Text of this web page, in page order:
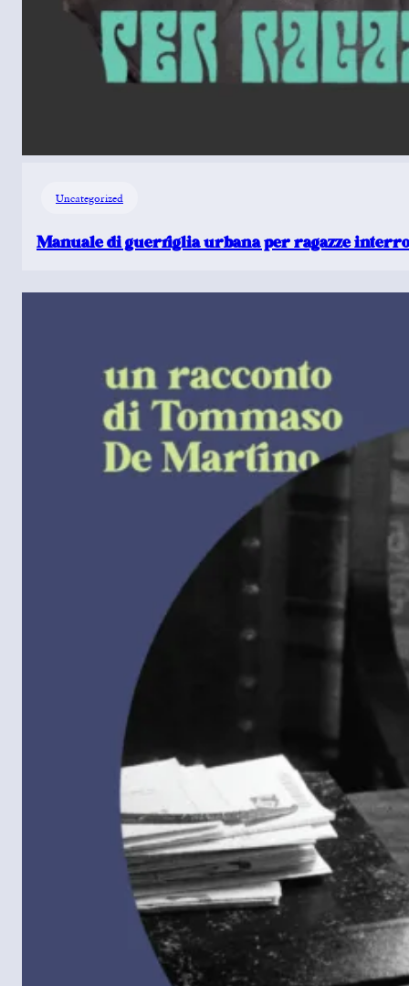
Uncategorized
Manuale di guerriglia urbana per ragazze